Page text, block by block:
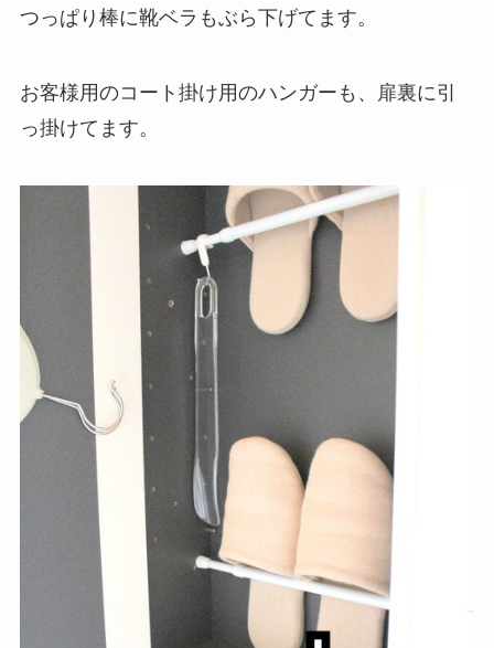
つっぱり棒に靴ベラもぶら下げてます。
お客様用のコート掛け用のハンガーも、扉裏に引
っ掛けてます。